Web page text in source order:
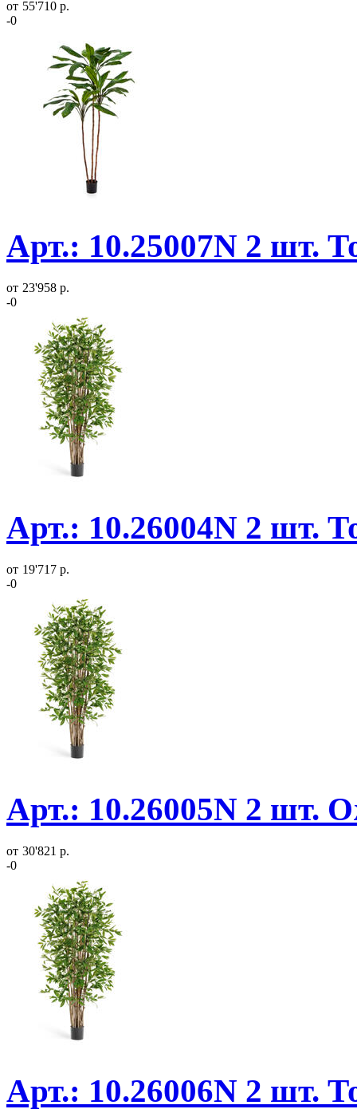
от 55'710 р.
-0
Арт.: 10.25007N 2 шт.
от 23'958 р.
-0
Арт.: 10.26004N 2 шт.
от 19'717 р.
-0
Арт.: 10.26005N 2 шт.
от 30'821 р.
-0
Арт.: 10.26006N 2 шт.